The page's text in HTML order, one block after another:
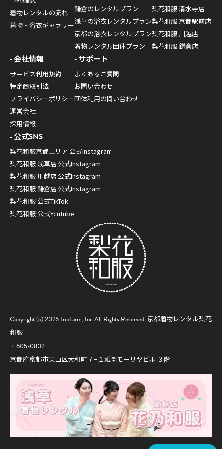
Copyright (c) 2026 TripFarm, Inc All Rights Reserved. 京都着物レンタル梨花
和服
〒605-0802
京都府京都市東山区大和町７−１祇園モーリヤビル ３階
着物レンタルの流れ
着物・浴衣ギャラリー
鎌倉のレンタルプラン
浅草の浴衣レンタルプラン
京都の浴衣レンタルプラン
着物レンタル団体プラン
梨花和服 清水寺店
梨花和服 京都駅前店
梨花和服 川越店
梨花和服 鎌倉店
会社情報
サービス利用規約
特定商取引法
プライバシーポリシー
運営会社
採用情報
サポート
よくあるご質問
お問い合わせ
団体利用の問い合わせ
公式SNS
梨花和服京都エリア 公式Instagram
梨花和服 浅草店 公式Instagram
梨花和服 川越店 公式Instagram
梨花和服 鎌倉店 公式Instagram
梨花和服 公式TikTok
梨花和服 公式Youtube